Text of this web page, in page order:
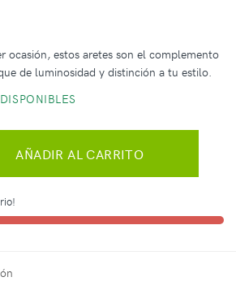
ocasión, estos aretes son el complemento
de luminosidad y distinción a tu estilo.
AÑADIR AL CARRITO